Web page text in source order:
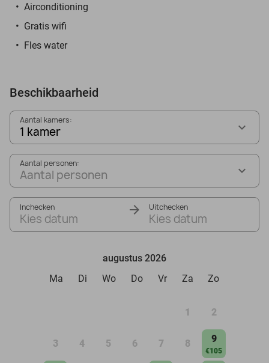
Airconditioning
Gratis wifi
Fles water
Beschikbaarheid
Aantal kamers:
1 kamer
Aantal personen:
Aantal personen
Inchecken
Kies datum
Uitchecken
Kies datum
augustus 2026
Ma
Di Wo Do Vr Za Zo
1 2
3 4 5 6 7 8 9
€105